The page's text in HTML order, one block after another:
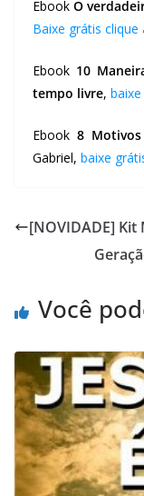
EbookO
Baixe grátis clique
Ebook 10
tempo livre,
Ebook8
Gabriel, baixe
[NOVIDADE] Kit
Você